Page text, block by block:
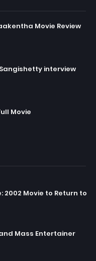
Movie Review
interview
Movie
2002 Movie to Return to
Mass Entertainer